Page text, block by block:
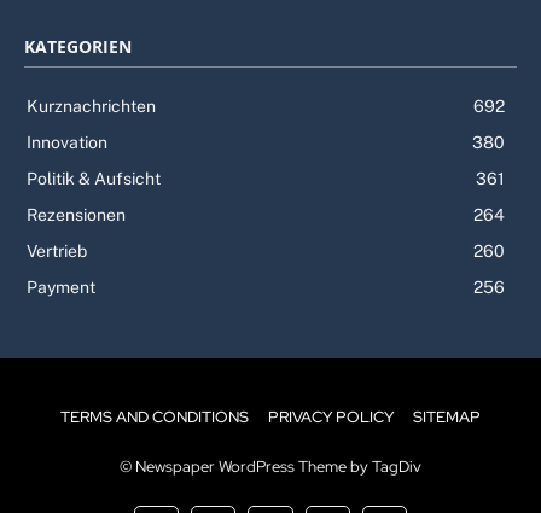
KATEGORIEN
Kurznachrichten
692
Innovation
380
Politik & Aufsicht
361
Rezensionen
264
Vertrieb
260
Payment
256
TERMS AND CONDITIONS PRIVACY POLICY SITEMAP
© Newspaper WordPress Theme by TagDiv